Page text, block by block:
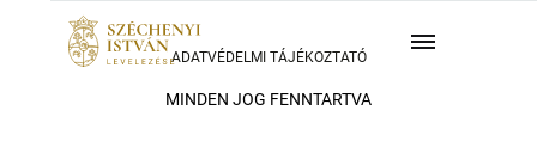
MINDEN JOG FENNTARTVA
ADATVÉDELMI TÁJÉKOZTATÓ